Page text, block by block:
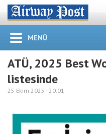
MENÜ
ATÜ, 2025 Best
listesinde
25 Ekim 2025 -20:01